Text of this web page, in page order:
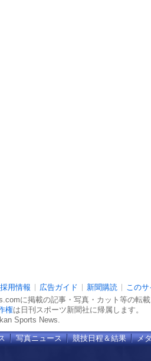
採用情報 広告ガイド 新聞購読
この
に掲載の記事・写真・カット等の転
権は日刊スポーツ新聞社に帰属します。
Sports News.
写真ニュース 競技日程＆結果 メ